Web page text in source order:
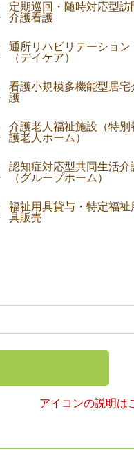
定期巡回・随時対応型訪
介護看護
通所リハビリテーション
（デイケア）
看護小規模多機能型居宅
護
介護老人福祉施設（特別
護老人ホーム）
認知症対応型共同生活介
（グループホーム）
福祉用具貸与・特定福祉
具販売
アイコンの説明は